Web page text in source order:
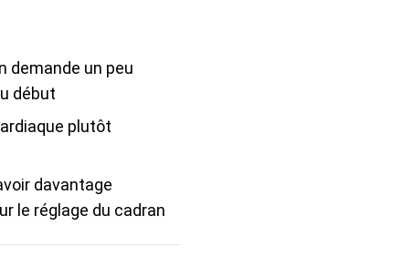
demande un peu
début
plutôt
davantage
le réglage du cadran